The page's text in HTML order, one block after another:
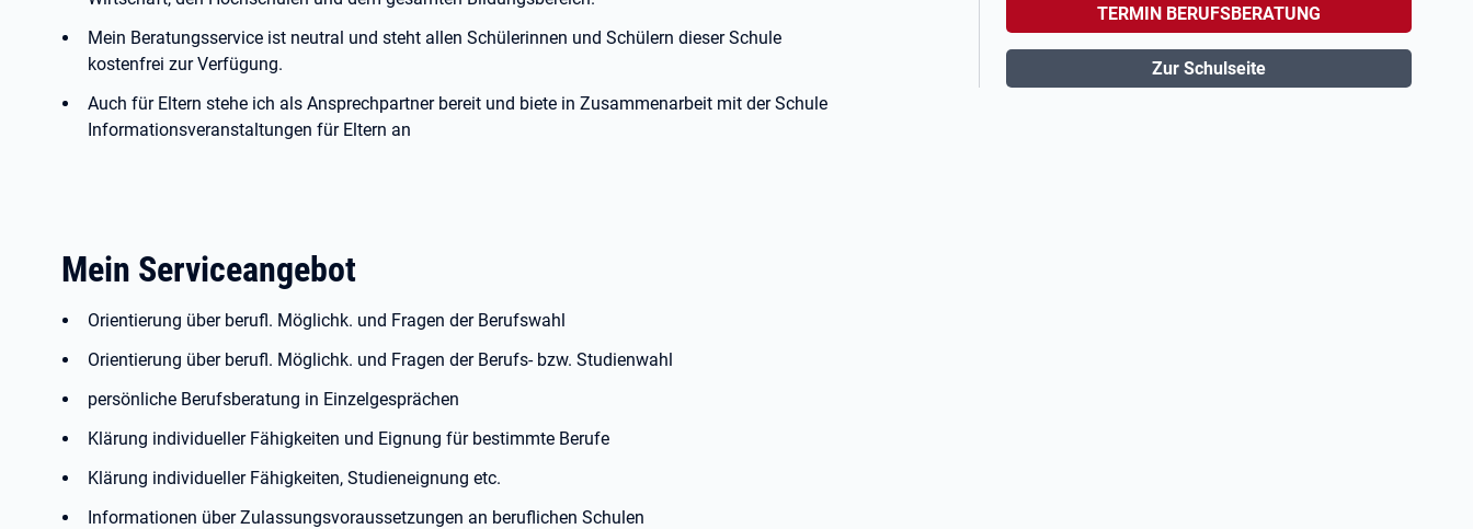
Mein Beratungsservice ist neutral und steht allen Schülerinnen und Schülern dieser Schule
kostenfrei zur Verfügung.
Auch für Eltern stehe ich als Ansprechpartner bereit und biete in Zusammenarbeit mit der Schule
Informationsveranstaltungen für Eltern an
Mein Serviceangebot
Orientierung über berufl. Möglichk. und Fragen der Berufswahl
Orientierung über berufl. Möglichk. und Fragen der Berufs- bzw. Studienwahl
persönliche Berufsberatung in Einzelgesprächen
Klärung individueller Fähigkeiten und Eignung für bestimmte Berufe
Klärung individueller Fähigkeiten, Studieneignung etc.
Informationen über Zulassungsvoraussetzungen an beruflichen Schulen
TERMIN BERUFSBERATUNG
Zur Schulseite